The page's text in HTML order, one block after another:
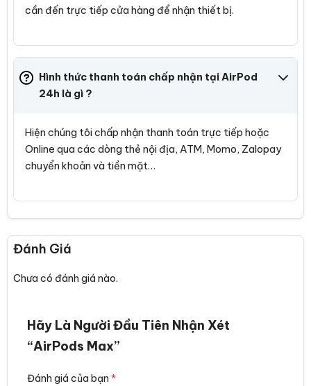
cần đến trực tiếp cửa hàng để nhận thiết bị.
Hình thức thanh toán chấp nhận tại AirPod
24h là gì ?
Hiện chúng tôi chấp nhận thanh toán trực tiếp hoặc
Online qua các dòng thẻ nội địa, ATM, Momo, Zalopay
chuyển khoản và tiền mặt…
Đánh Giá
Chưa có đánh giá nào.
Hãy Là Người Đầu Tiên Nhận Xét
“AirPods Max”
Đánh giá của bạn *